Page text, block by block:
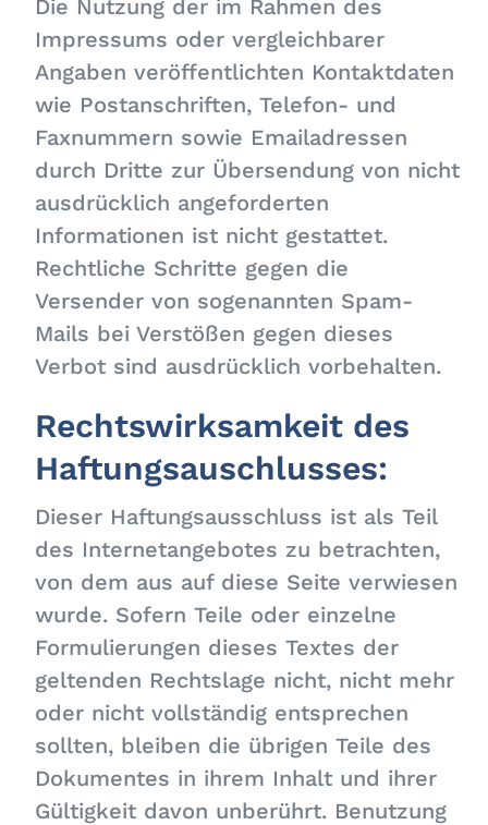
Die Nutzung der im Rahmen des
Impressums oder vergleichbarer
Angaben veröffentlichten Kontaktdaten
wie Postanschriften, Telefon- und
Faxnummern sowie Emailadressen
durch Dritte zur Übersendung von nicht
ausdrücklich angeforderten
Informationen ist nicht gestattet.
Rechtliche Schritte gegen die
Versender von sogenannten Spam-
Mails bei Verstößen gegen dieses
Verbot sind ausdrücklich vorbehalten.
Rechtswirksamkeit des
Haftungsauschlusses:
Dieser Haftungsausschluss ist als Teil
des Internetangebotes zu betrachten,
von dem aus auf diese Seite verwiesen
wurde. Sofern Teile oder einzelne
Formulierungen dieses Textes der
geltenden Rechtslage nicht, nicht mehr
oder nicht vollständig entsprechen
sollten, bleiben die übrigen Teile des
Dokumentes in ihrem Inhalt und ihrer
Gültigkeit davon unberührt. Benutzung